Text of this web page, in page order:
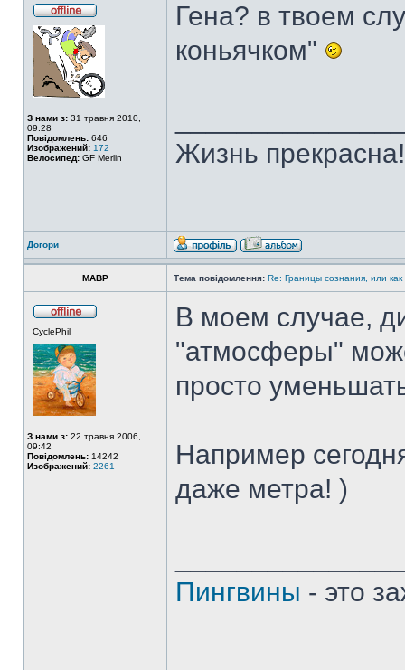
З нами з: 31 травня 2010,
09:28
Повідомлень: 646
Изображений: 172
Велосипед: GF Merlin
Гена? в твоем
коньячком"
Жизнь
Догори
MABP Тема повідомлення: Re: Границы сознания, или как
CyclePhil
З нами з: 22 травня 2006,
09:42
Повідомлень: 14242
Изображений: 2261
В моем случае,
"атмосферы"
просто
Например
даже метра! )
Пингвины - это